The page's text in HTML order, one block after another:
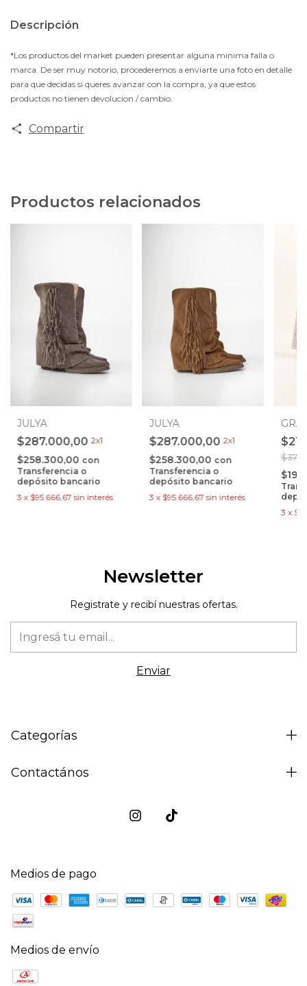
Descripción
*Los productos del market pueden presentar alguna minima falla o
marca. De ser muy notorio, procederemos a enviarte una foto en detalle
para que decidas si queres avanzar con la compra, ya que estos
productos no tienen devolucion / cambio.
Compartir
Productos relacionados
JULYA
$287.000,00 2x1
$258.300,00 con
Transferencia o
depósito bancario
3 x $95.666,67 sin interés
JULYA
$287.000,00 2x1
$258.300,00 con
Transferencia o
depósito bancario
3 x $95.666,67 sin interés
3 x
Newsletter
Registrate y recibí nuestras ofertas.
Categorías
Contactános
Medios de pago
Medios de envío